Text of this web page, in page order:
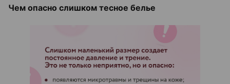
Чем опасно слишком тесное белье